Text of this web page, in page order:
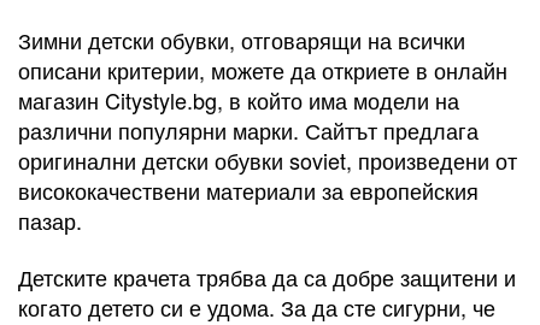
Зимни детски обувки, отговарящи на всички
описани критерии, можете да откриете в онлайн
магазин Citystyle.bg, в който има модели на
различни популярни марки. Сайтът предлага
оригинални детски обувки soviet, произведени от
висококачествени материали за европейския
пазар.
Детските крачета трябва да са добре защитени и
когато детето си е удома. За да сте сигурни, че